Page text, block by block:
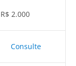
R$ 2.000
Consulte